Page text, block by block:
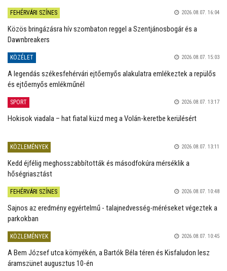
FEHÉRVÁRI SZÍNES 2026.08.07. 16:04
Közös bringázásra hív szombaton reggel a Szentjánosbogár és a
Dawnbreakers
KÖZÉLET 2026.08.07. 15:03
A legendás székesfehérvári ejtőernyős alakulatra emlékeztek a repülős
és ejtőernyős emlékműnél
SPORT 2026.08.07. 13:17
Hokisok viadala – hat fiatal küzd meg a Volán-keretbe kerülésért
KÖZLEMÉNYEK 2026.08.07. 13:11
Kedd éjfélig meghosszabbították és másodfokúra mérséklik a
hőségriasztást
FEHÉRVÁRI SZÍNES 2026.08.07. 10:48
Sajnos az eredmény egyértelmű - talajnedvesség-méréseket végeztek a
parkokban
KÖZLEMÉNYEK 2026.08.07. 10:45
A Bem József utca környékén, a Bartók Béla téren és Kisfaludon lesz
áramszünet augusztus 10-én